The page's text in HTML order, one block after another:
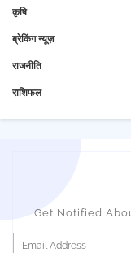
कृषि
ब्रेकिंग न्यूज़
राजनीति
राशिफल
Get Notified